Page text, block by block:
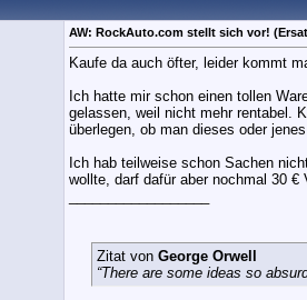
AW: RockAuto.com stellt sich vor!
Kaufe da auch öfter, leider kommt
Ich hatte mir schon einen tollen
gelassen, weil nicht mehr rentabel.
überlegen, ob man dieses oder
Ich hab teilweise schon Sachen
wollte, darf dafür aber nochmal 30
Zitat von George Orwell
“There are some ideas so